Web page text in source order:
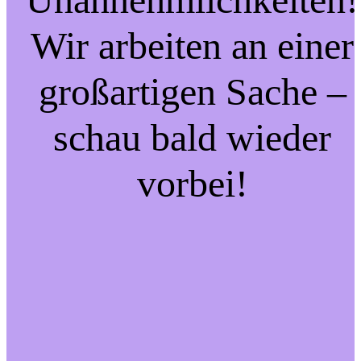
Wir arbeiten an einer
großartigen Sache –
schau bald wieder
vorbei!